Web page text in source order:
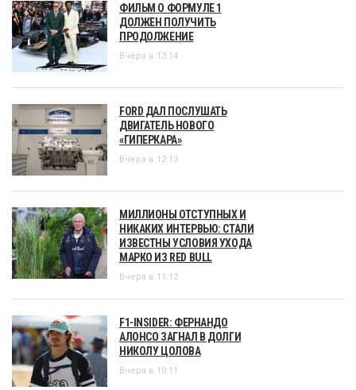
ФИЛЬМ О ФОРМУЛЕ 1
ДОЛЖЕН ПОЛУЧИТЬ
ПРОДОЛЖЕНИЕ
Вчера в 13:14
FORD ДАЛ ПОСЛУШАТЬ
ДВИГАТЕЛЬ НОВОГО
«ГИПЕРКАРА»
Вчера в 12:13
МИЛЛИОНЫ ОТСТУПНЫХ И
НИКАКИХ ИНТЕРВЬЮ: СТАЛИ
ИЗВЕСТНЫ УСЛОВИЯ УХОДА
МАРКО ИЗ RED BULL
Вчера в 11:12
F1-INSIDER: ФЕРНАНДО
АЛОНСО ЗАГНАЛ В ДОЛГИ
НИКОЛУ ЦОЛОВА
Вчера в 10:11